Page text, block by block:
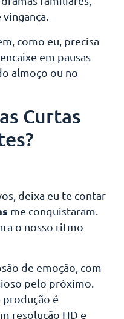
como eu, precisa
em pausas
almoço ou no
Curtas
deixa eu te contar
me conquistaram.
o nosso ritmo
de emoção, com
pelo próximo.
produção é
resolução HD e